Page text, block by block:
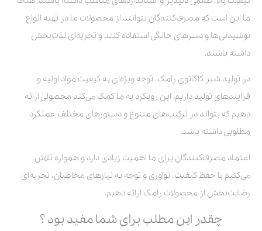
ما این است که مصرف‌کنندگان بتوانند از محصولات ما در تهیه انواع
نوشیدنی‌ها و دسرهای خانگی استفاده کنند و تجربه‌ای لذت‌بخش
داشته باشند.
در تولید شیر کاکائوی رامک، توجه ویژه‌ای به کیفیت مواد اولیه و
فرایندهای تولید داریم. این رویکرد به ما کمک می‌کند محصولی ارائه
دهیم که بتواند در ترکیب‌های متنوع و دستورهای مختلف عملکرد
مطلوبی داشته باشد.
اعتماد مصرف‌کنندگان برای ما اهمیت زیادی دارد و همواره تلاش
می‌کنیم با حفظ کیفیت، نوآوری و توجه به نیازهای مخاطبان، تجربه‌ای
رضایت‌بخش از محصولات رامک ارائه دهیم.
چقدر این مطلب برای شما مفید بود ؟